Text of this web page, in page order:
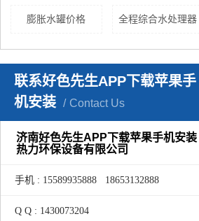
膨胀水罐价格 全程综合水处理器
联系好色先生APP下载苹果手
机安装
Contact Us
济南好色先生APP下载苹果手机安装
热力环保设备有限公司
手机 : 15589935888 18653132888
Q Q : 1430073204